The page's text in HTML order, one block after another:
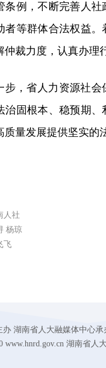
条例，不断完善人
者等群体合法权益。
仲裁力度，认真办理
步，省人力资源社
治固根本、稳预期
质量发展提供坚实的
人社
杨琼
飞
湖南省人大融媒体中心
www.hnrd.gov.cn 湖南省